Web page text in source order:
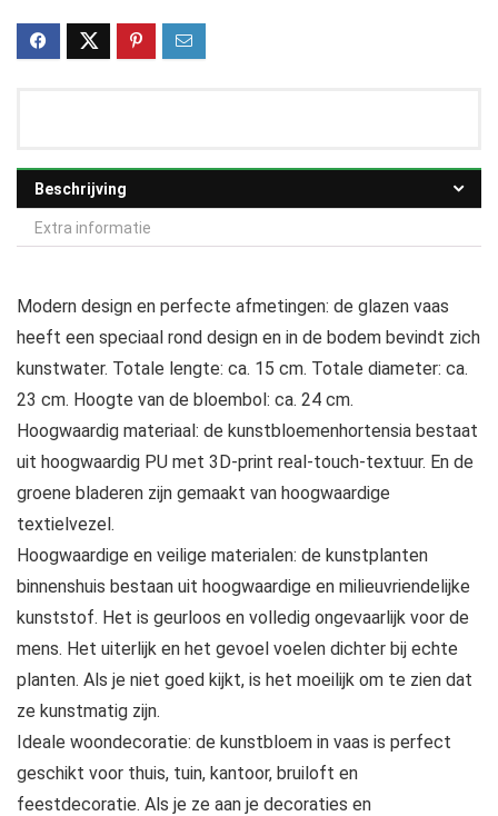
Beschrijving
Extra informatie
Modern design en perfecte afmetingen: de glazen vaas
heeft een speciaal rond design en in de bodem bevindt zich
kunstwater. Totale lengte: ca. 15 cm. Totale diameter: ca.
23 cm. Hoogte van de bloembol: ca. 24 cm.
Hoogwaardig materiaal: de kunstbloemenhortensia bestaat
uit hoogwaardig PU met 3D-print real-touch-textuur. En de
groene bladeren zijn gemaakt van hoogwaardige
textielvezel.
Hoogwaardige en veilige materialen: de kunstplanten
binnenshuis bestaan uit hoogwaardige en milieuvriendelijke
kunststof. Het is geurloos en volledig ongevaarlijk voor de
mens. Het uiterlijk en het gevoel voelen dichter bij echte
planten. Als je niet goed kijkt, is het moeilijk om te zien dat
ze kunstmatig zijn.
Ideale woondecoratie: de kunstbloem in vaas is perfect
geschikt voor thuis, tuin, kantoor, bruiloft en
feestdecoratie. Als je ze aan je decoraties en